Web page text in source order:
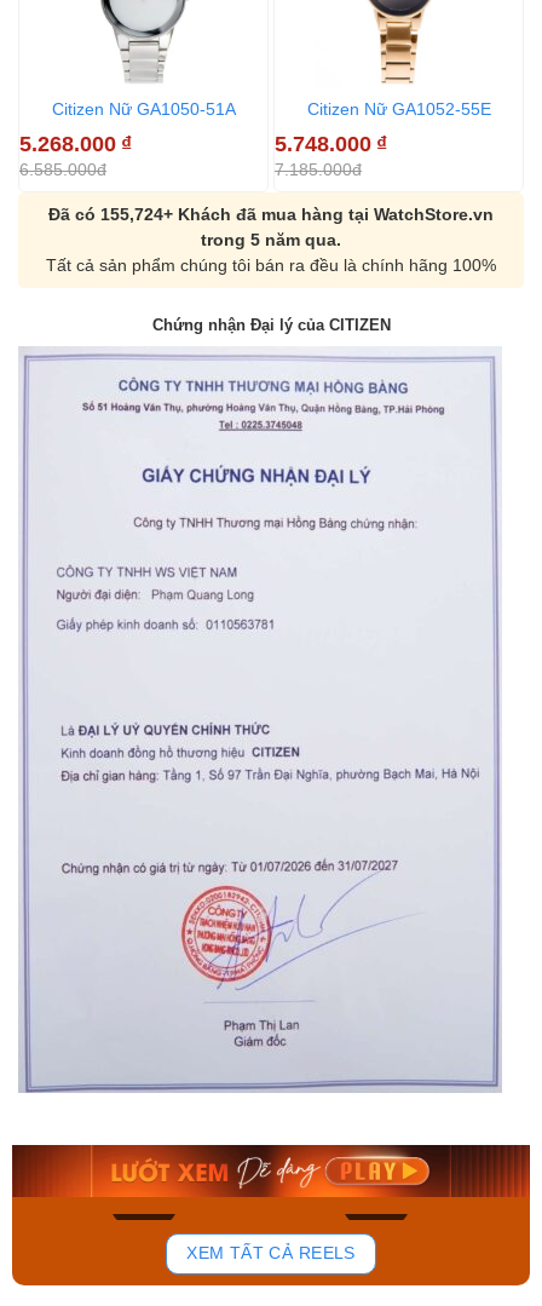
Citizen Nữ GA1050-51A
5.268.000 ₫
6.585.000đ
Citizen Nữ GA1052-55E
5.748.000 ₫
7.185.000đ
Đã có 155,724+ Khách đã mua hàng tại WatchStore.vn
trong 5 năm qua.
Tất cả sản phẩm chúng tôi bán ra đều là chính hãng 100%
Chứng nhận Đại lý của CITIZEN
192
Orient Nam RA-
Mua ngay
Casio Nam MTS-
Mua ngay
XEM TẤT CẢ REELS